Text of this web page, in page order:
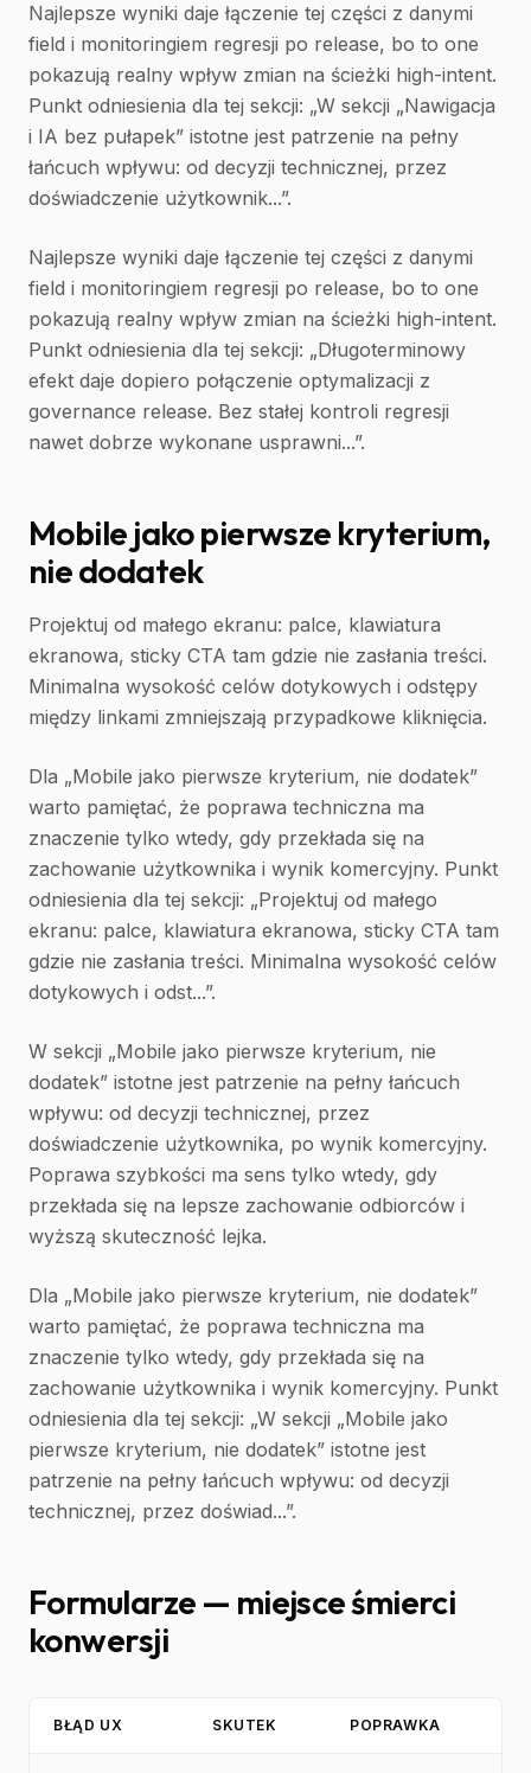
Najlepsze wyniki daje łączenie tej części z danymi
field i monitoringiem regresji po release, bo to one
pokazują realny wpływ zmian na ścieżki high-intent.
Punkt odniesienia dla tej sekcji: „W sekcji „Nawigacja
i IA bez pułapek” istotne jest patrzenie na pełny
łańcuch wpływu: od decyzji technicznej, przez
doświadczenie użytkownik...”.
Najlepsze wyniki daje łączenie tej części z danymi
field i monitoringiem regresji po release, bo to one
pokazują realny wpływ zmian na ścieżki high-intent.
Punkt odniesienia dla tej sekcji: „Długoterminowy
efekt daje dopiero połączenie optymalizacji z
governance release. Bez stałej kontroli regresji
nawet dobrze wykonane usprawni...”.
Mobile jako pierwsze kryterium,
nie dodatek
Projektuj od małego ekranu: palce, klawiatura
ekranowa, sticky CTA tam gdzie nie zasłania treści.
Minimalna wysokość celów dotykowych i odstępy
między linkami zmniejszają przypadkowe kliknięcia.
Dla „Mobile jako pierwsze kryterium, nie dodatek”
warto pamiętać, że poprawa techniczna ma
znaczenie tylko wtedy, gdy przekłada się na
zachowanie użytkownika i wynik komercyjny. Punkt
odniesienia dla tej sekcji: „Projektuj od małego
ekranu: palce, klawiatura ekranowa, sticky CTA tam
gdzie nie zasłania treści. Minimalna wysokość celów
dotykowych i odst...”.
W sekcji „Mobile jako pierwsze kryterium, nie
dodatek” istotne jest patrzenie na pełny łańcuch
wpływu: od decyzji technicznej, przez
doświadczenie użytkownika, po wynik komercyjny.
Poprawa szybkości ma sens tylko wtedy, gdy
przekłada się na lepsze zachowanie odbiorców i
wyższą skuteczność lejka.
Dla „Mobile jako pierwsze kryterium, nie dodatek”
warto pamiętać, że poprawa techniczna ma
znaczenie tylko wtedy, gdy przekłada się na
zachowanie użytkownika i wynik komercyjny. Punkt
odniesienia dla tej sekcji: „W sekcji „Mobile jako
pierwsze kryterium, nie dodatek” istotne jest
patrzenie na pełny łańcuch wpływu: od decyzji
technicznej, przez doświad...”.
Formularze — miejsce śmierci
konwersji
BŁĄD UX SKUTEK POPRAWKA